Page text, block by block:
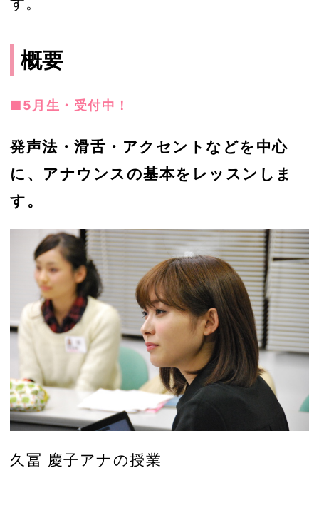
概要
■5月生・受付中！
発声法・滑舌・アクセントなどを中心
に、アナウンスの基本をレッスンしま
す。
久冨 慶子アナの授業